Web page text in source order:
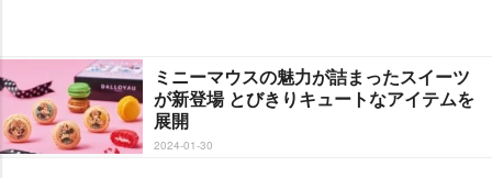
ミニーマウスの魅力が詰まったスイーツ
が新登場 とびきりキュートなアイテムを
展開
2024-01-30